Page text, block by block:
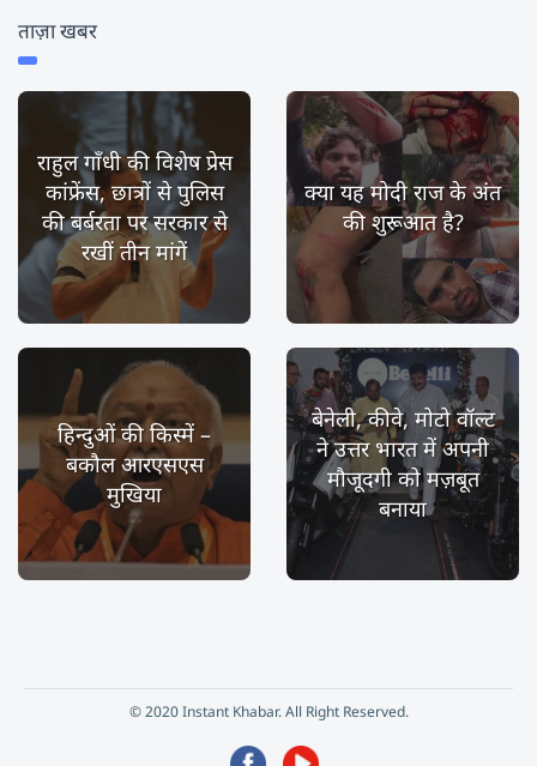
ताज़ा खबर
राहुल गाँधी की विशेष प्रेस
कांफ्रेंस, छात्रों से पुलिस
की बर्बरता पर सरकार से
रखीं तीन मांगें
क्या यह मोदी राज के अंत
की शुरूआत है?
हिन्दुओं की किस्में –
बकौल आरएसएस
मुखिया
बेनेली, कीवे, मोटो वॉल्ट
ने उत्तर भारत में अपनी
मौजूदगी को मज़बूत
बनाया
© 2020 Instant Khabar. All Right Reserved.